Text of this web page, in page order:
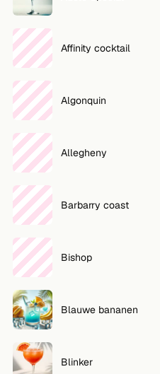
Affinity cocktail
Algonquin
Allegheny
Barbarry coast
Bishop
Blauwe bananen
Blinker